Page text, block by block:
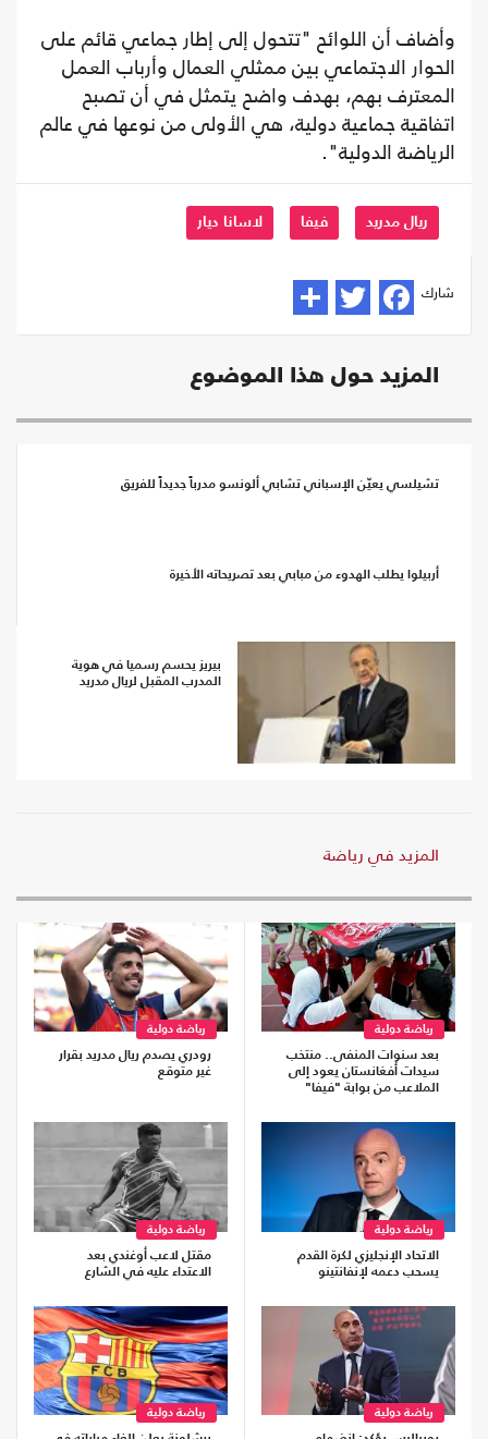
وأضاف أن اللوائح "تتحول إلى إطار جماعي قائم على
الحوار الاجتماعي بين ممثلي العمال وأرباب العمل
المعترف بهم، بهدف واضح يتمثل في أن تصبح
اتفاقية جماعية دولية، هي الأولى من نوعها في عالم
الرياضة الدولية".
ريال مدريد فيفا لاسانا ديار
شارك
المزيد حول هذا الموضوع
تشيلسي يعيّن الإسباني تشابي ألونسو مدرباً جديداً للفريق
أربيلوا يطلب الهدوء من مبابي بعد تصريحاته الأخيرة
بيريز يحسم رسميا في هوية
المدرب المقبل لريال مدريد
المزيد في رياضة
رياضة دولية
بعد سنوات المنفى.. منتخب
سيدات أفغانستان يعود إلى
الملاعب من بوابة "فيفا"
رياضة دولية
رودري يصدم ريال مدريد بقرار
غير متوقع
رياضة دولية
الاتحاد الإنجليزي لكرة القدم
يسحب دعمه لإنفانتينو
رياضة دولية
مقتل لاعب أوغندي بعد
الاعتداء عليه في الشارع
رياضة دولية رياضة دولية